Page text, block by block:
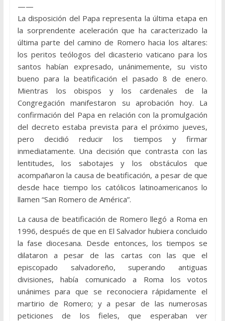
——
La disposición del Papa representa la última etapa en
la sorprendente aceleración que ha caracterizado la
última parte del camino de Romero hacia los altares:
los peritos teólogos del dicasterio vaticano para los
santos habían expresado, unánimemente, su visto
bueno para la beatificación el pasado 8 de enero.
Mientras los obispos y los cardenales de la
Congregación manifestaron su aprobación hoy. La
confirmación del Papa en relación con la promulgación
del decreto estaba prevista para el próximo jueves,
pero decidió reducir los tiempos y firmar
inmediatamente. Una decisión que contrasta con las
lentitudes, los sabotajes y los obstáculos que
acompañaron la causa de beatificación, a pesar de que
desde hace tiempo los católicos latinoamericanos lo
llamen “San Romero de América”.
La causa de beatificación de Romero llegó a Roma en
1996, después de que en El Salvador hubiera concluido
la fase diocesana. Desde entonces, los tiempos se
dilataron a pesar de las cartas con las que el
episcopado salvadoreño, superando antiguas
divisiones, había comunicado a Roma los votos
unánimes para que se reconociera rápidamente el
martirio de Romero; y a pesar de las numerosas
peticiones de los fieles, que esperaban ver